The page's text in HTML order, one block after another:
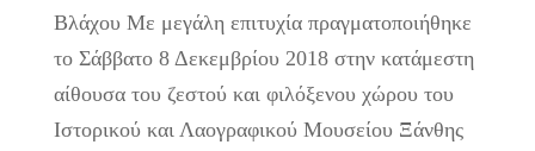
Βλάχου Με μεγάλη επιτυχία πραγματοποιήθηκε
το Σάββατο 8 Δεκεμβρίου 2018 στην κατάμεστη
αίθουσα του ζεστού και φιλόξενου χώρου του
Ιστορικού και Λαογραφικού Μουσείου Ξάνθης